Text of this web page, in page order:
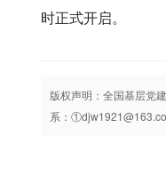
时正式开启。
版权声明：全国基层党
系：